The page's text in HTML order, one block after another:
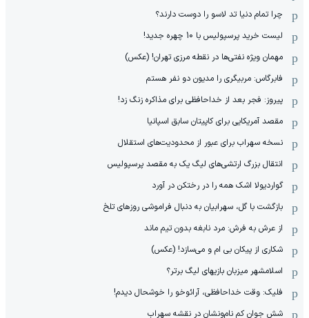
چرا تمام دنیا تد لاسو را دوست دارند؟
لیست خرید پرسپولیس با 10 چهره جدید!
مهمان‌ ویژه نفتی‌ها در نقطه مرزی تهران! (عکس)
فابرگاس: مربیگری را مدیون دو نفر هستم
پیروز: فجر بعد از خداحافظی برای مذاکره زنگ زد!
مقصد آمریکایی برای کاپیتان سابق اسپانیا
نسخه سهراب برای عبور از محدودیت‌های استقلال
انتقال بزرگ ارتشی‌های لیگ یک به مقصد پرسپولیس
گواردیولا اشک همه را در رختکن در آورد
بازگشت با گل، سهرابیان به دنبال فراموشی روزهای تلخ
از عرش به فرش: مرد نابغه‌ بدون تیم ماند
شکاری از پیکان بی ام و می‌سازد! (عکس)
اسلامشهر میزبان بازیهای لیگ برتر؟
فلیک: وقت خداحافظی، آرائوخو را خوشحال دیدم!
شش جوان کم نام‌و‌نشان در نقشه سهراب